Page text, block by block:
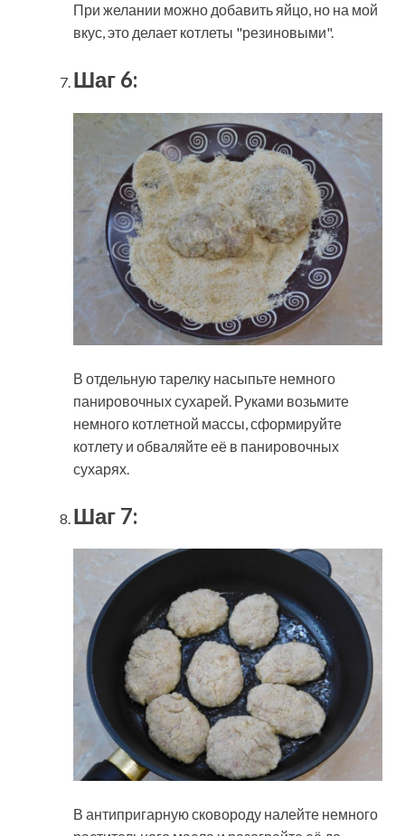
При желании можно добавить яйцо, но на мой
вкус, это делает котлеты "резиновыми".
Шаг 6:
В отдельную тарелку насыпьте немного
панировочных сухарей. Руками возьмите
немного котлетной массы, сформируйте
котлету и обваляйте её в панировочных
сухарях.
Шаг 7:
В антипригарную сковороду налейте немного